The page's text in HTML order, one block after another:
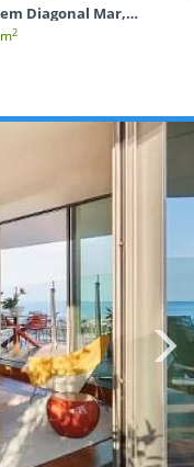
Diagonal Mar,
2